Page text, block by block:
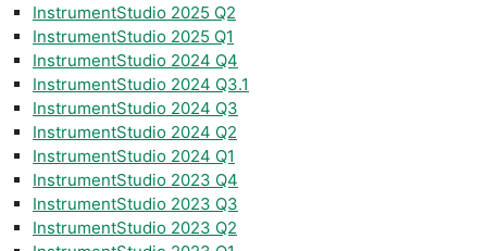
InstrumentStudio 2025 Q2
InstrumentStudio 2025 Q1
InstrumentStudio 2024 Q4
InstrumentStudio 2024 Q3.1
InstrumentStudio 2024 Q3
InstrumentStudio 2024 Q2
InstrumentStudio 2024 Q1
InstrumentStudio 2023 Q4
InstrumentStudio 2023 Q3
InstrumentStudio 2023 Q2